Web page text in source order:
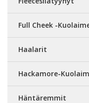
Full Cheek -
Haalarit
Hackamore-
Häntäremmit